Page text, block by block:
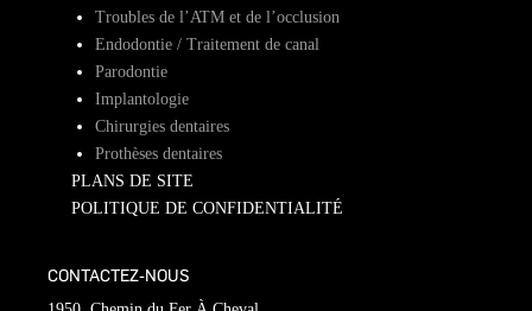
Troubles de l’ATM et de l’occlusion
Endodontie / Traitement de canal
Parodontie
Implantologie
Chirurgies dentaires
Prothèses dentaires
PLANS DE SITE
POLITIQUE DE CONFIDENTIALITÉ
CONTACTEZ-NOUS